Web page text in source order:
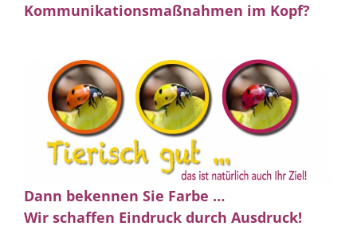
Kommunikationsmaßnahmen im Kopf?
Dann bekennen Sie Farbe …
Wir schaffen Eindruck durch Ausdruck!